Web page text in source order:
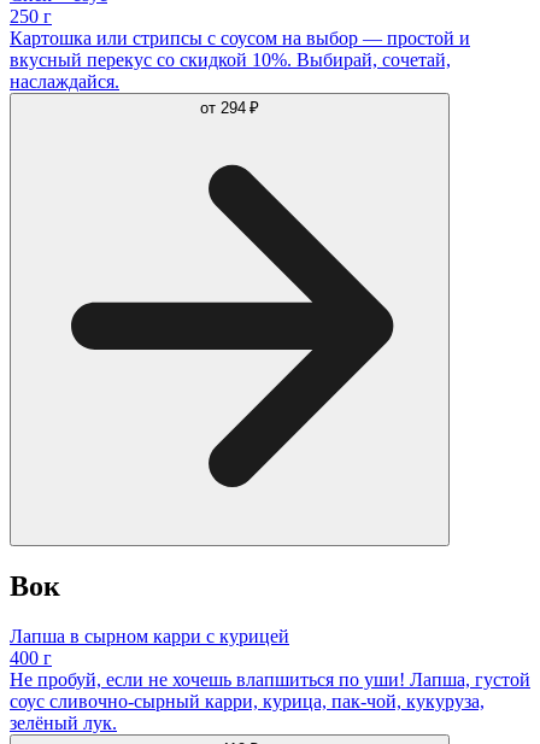
250 г
Картошка или стрипсы с соусом на выбор — простой и
вкусный перекус со скидкой 10%. Выбирай, сочетай,
наслаждайся.
от 294 ₽
Вок
Лапша в сырном карри с курицей
400 г
Не пробуй, если не хочешь влапшиться по уши! Лапша, густой
соус сливочно-сырный карри, курица, пак-чой, кукуруза,
зелёный лук.